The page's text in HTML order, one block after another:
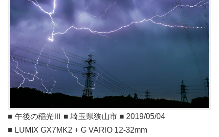
■ 午後の稲光Ⅲ ■ 埼玉県狭山市 ■ 2019/05/04
■ LUMIX GX7MK2 + G VARIO 12-32mm